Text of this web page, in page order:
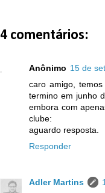
4 comentários:
Anônimo 15 de
caro amigo,
termino em junho
embora com
clube:
aguardo resposta.
Responder
Adler Martins